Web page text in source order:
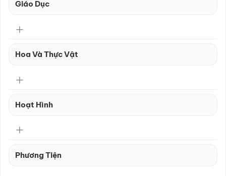
Giáo Dục
Hoa Và Thực Vật
Hoạt Hình
Phương Tiện